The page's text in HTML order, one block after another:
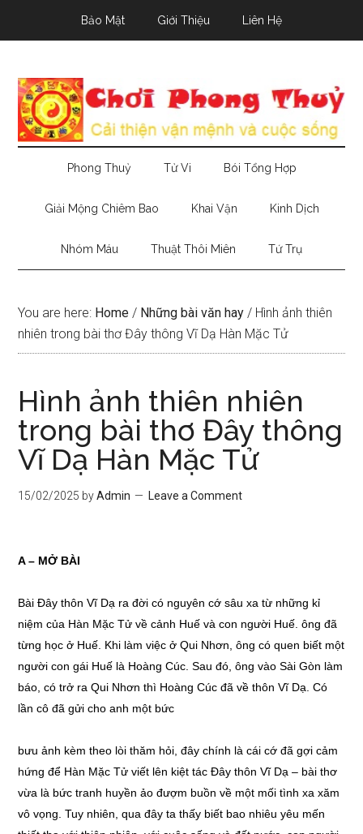
Bảo Mật Giới Thiệu Liên Hệ
Phong Thuỷ Tử Vi Bói Tổng Hợp
Giải Mộng Chiêm Bao Khai Vận Kinh Dịch
Nhóm Máu Thuật Thôi Miên Tứ Trụ
You are here: Home / Những bài văn hay / Hình ảnh thiên
nhiên trong bài thơ Đây thông Vĩ Dạ Hàn Mặc Tử
Hình ảnh thiên nhiên
trong bài thơ Đây thông
Vĩ Dạ Hàn Mặc Tử
15/02/2025 byAdmin Leave a Comment
A – MỞ BÀI
Bài Đây thôn Vĩ Dạ ra đời có nguyên cớ sâu xa từ những kỉ
niệm của Hàn Mặc Tử về cảnh Huế và con người Huế. ông đã
từng học ở Huế. Khi làm việc ở Qui Nhơn, ông có quen biết một
người con gái Huế là Hoàng Cúc. Sau đó, ông vào Sài Gòn làm
báo, có trở ra Qui Nhơn thì Hoàng Cúc đã về thôn Vĩ Dạ. Có
lần cô đã gửi cho anh một bức
bưu ảnh kèm theo lòi thăm hỏi, đây chính là cái cớ đã gợi cảm
hứng để Hàn Mặc Tử viết lên kiệt tác Đây thôn Vĩ Dạ – bài thơ
vừa là bức tranh huyền ảo đượm buồn về một mối tình xa xăm
vô vọng. Tuy nhiên, qua đây ta thấy biết bao nhiêu yêu mến